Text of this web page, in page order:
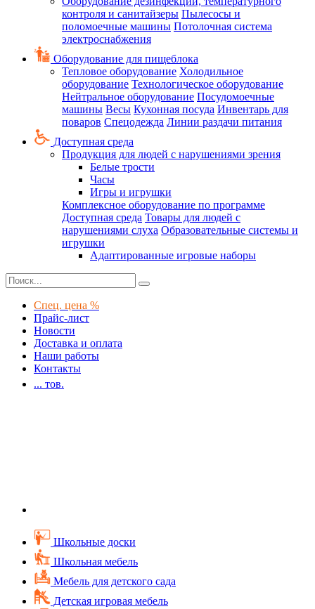
контроля и санитайзеры Пылесосы и
поломоечные машины Потолочная система
электроснабжения
Оборудование для пищеблока
Тепловое оборудование Холодильное
оборудование Технологическое оборудование
Нейтральное оборудование Посудомоечные
машины Весы Кухонная посуда Инвентарь для
поваров Спецодежда Линии раздачи питания
Доступная среда
Продукция для людей с нарушениями зрения
Белые трости
Часы
Игры и игрушки
Комплексное оборудование по программе
Доступная среда Товары для людей с
нарушениями слуха Образовательные системы и
игрушки
Адаптированные игровые наборы
Спец. цена %
Прайс-лист
Новости
Доставка и оплата
Наши работы
Контакты
... тов.
Школьные доски
Школьная мебель
Мебель для детского сада
Детская игровая мебель